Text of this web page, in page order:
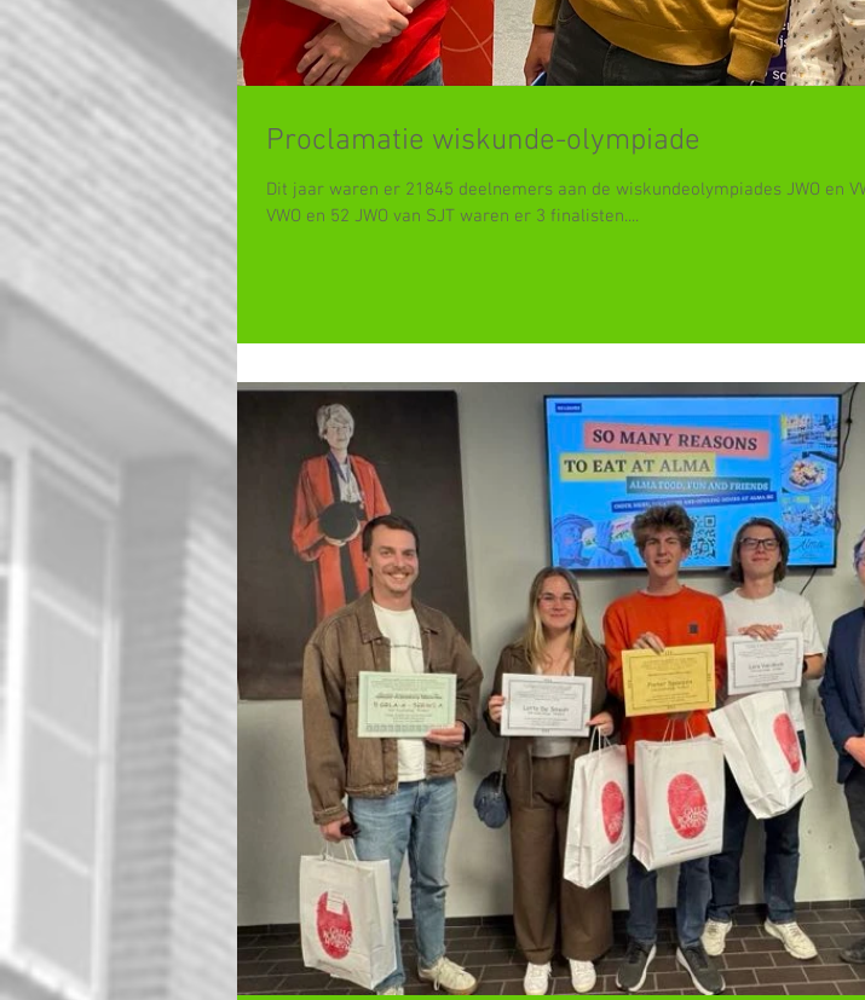
Proclamatie wiskunde-olympiade
Dit jaar waren er 21845 deelnemers aan de wiskundeolympiades JWO en
VWO en 52 JWO van SJT waren er 3 finalisten....